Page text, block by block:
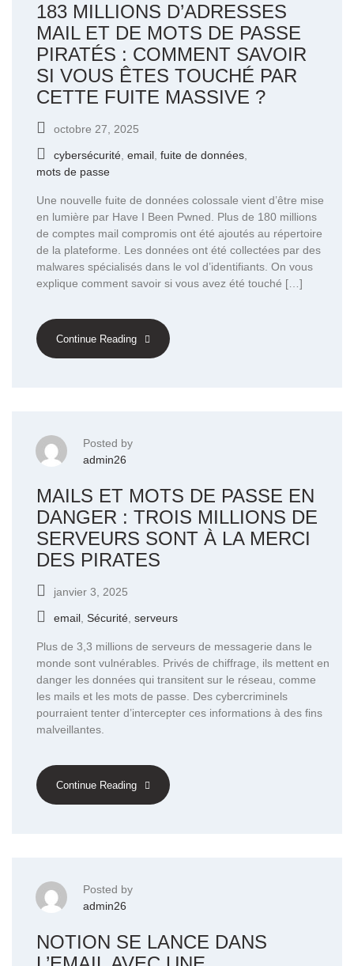
183 MILLIONS D’ADRESSES
MAIL ET DE MOTS DE PASSE
PIRATÉS : COMMENT SAVOIR
SI VOUS ÊTES TOUCHÉ PAR
CETTE FUITE MASSIVE ?
octobre 27, 2025
cybersécurité email fuite de données
mots de passe
Une nouvelle fuite de données colossale vient d’être mise
en lumière par Have I Been Pwned. Plus de 180 millions
de comptes mail compromis ont été ajoutés au répertoire
de la plateforme. Les données ont été collectées par des
malwares spécialisés dans le vol d’identifiants. On vous
explique comment savoir si vous avez été touché […]
Continue Reading
Posted by
admin26
MAILS ET MOTS DE PASSE EN
DANGER : TROIS MILLIONS DE
SERVEURS SONT À LA MERCI
DES PIRATES
janvier 3, 2025
email Sécurité serveurs
Plus de 3,3 millions de serveurs de messagerie dans le
monde sont vulnérables. Privés de chiffrage, ils mettent en
danger les données qui transitent sur le réseau, comme
les mails et les mots de passe. Des cybercriminels
pourraient tenter d’intercepter ces informations à des fins
malveillantes.
Continue Reading
Posted by
admin26
NOTION SE LANCE DANS